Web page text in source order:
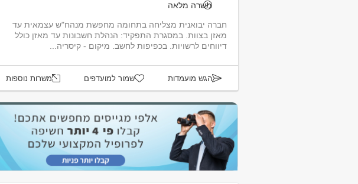
משרה מלאה
חברה יבואנית מצליחה בתחומה מחפשת מנהח"ש עצמאית עד
מאזן בצוות. במסגרת התפקיד: הנהלת חשבונות עד מאזן כולל
דיווחים לרשויות. בכפיפות לחשב. מיקום - קיסריה...
הגש מועמדות שמור למועדפים משרות נוספות